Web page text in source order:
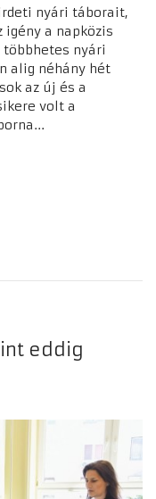
nyári táborait,
igény a napközis
nyári
alig néhány hét
az új és a
volt a
eddig